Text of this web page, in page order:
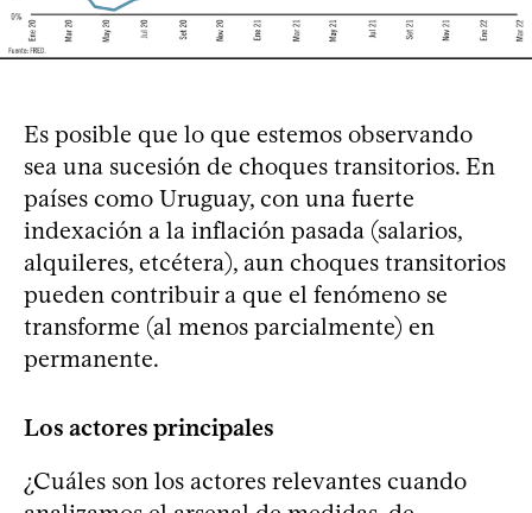
Es posible que lo que estemos observando
sea una sucesión de choques transitorios. En
países como Uruguay, con una fuerte
indexación a la inflación pasada (salarios,
alquileres, etcétera), aun choques transitorios
pueden contribuir a que el fenómeno se
transforme (al menos parcialmente) en
permanente.
Los actores principales
¿Cuáles son los actores relevantes cuando